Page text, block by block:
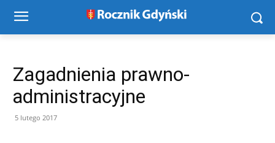
Zagadnienia prawno-
administracyjne
5 lutego 2017